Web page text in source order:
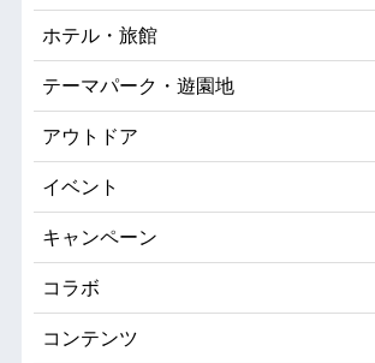
ホテル・旅館
テーマパーク・遊園地
アウトドア
イベント
キャンペーン
コラボ
コンテンツ